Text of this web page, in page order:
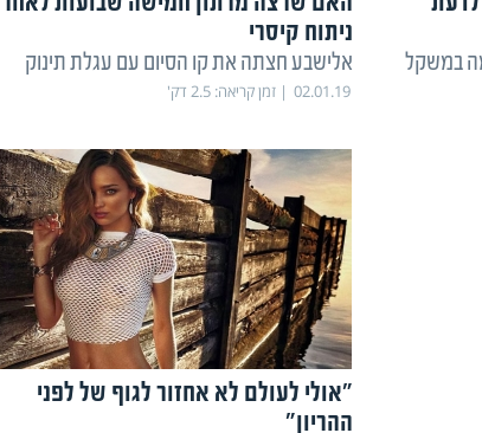
במשקל
ניתוח קיסרי
אלישבע חצתה את קו הסיום עם עגלת תינוק
02.01.19 זמן קריאה:2.5 דק'
"אולי לעולם לא אחזור לגוף של לפני
ההריון"